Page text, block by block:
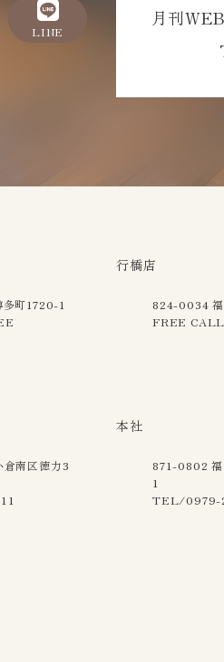
LINE
月刊
町1720-1
行橋店
824-0034
FREE
倉南区徳力3
本社
871-0802
1
TEL/0979-